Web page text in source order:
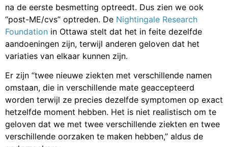
“post-ME/cvs” optreden. DeNightingale Research
Foundationin Ottawa stelt dat het in feite dezelfde
aandoeningen zijn, terwijl anderen geloven dat het
variaties van elkaar kunnen zijn.
omstaan, die in verschillende mate geaccepteerd
worden terwijl ze precies dezelfde symptomen op exact
hetzelfde moment hebben. Het is niet realistisch om te
geloven dat we met twee verschillende ziekten en twee
verschillende oorzaken te maken hebben,” aldus de
onderzoekers.